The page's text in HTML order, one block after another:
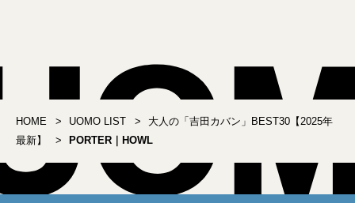
HOME UOMO LIST
大人の「吉田カバン」BEST30【2025年
最新】
PORTER｜HOWL